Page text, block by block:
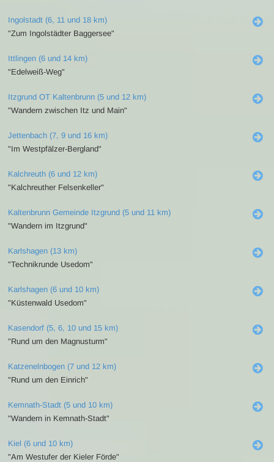
Ingolstadt (6, 11 und 18 km)
"Zum Ingolstädter Baggersee"
Ittlingen (6 und 14 km)
"Edelweiß-Weg"
Itzgrund OT Kaltenbrunn (5 und 12 km)
"Wandern zwischen Itz und Main"
Jettenbach (7, 9 und 16 km)
"Im Westpfälzer-Bergland"
Kalchreuth (6 und 12 km)
"Kalchreuther Felsenkeller"
Kaltenbrunn Gemeinde Itzgrund (5 und 11 km)
"Wandern im Itzgrund"
Karlshagen (13 km)
"Technikrunde Usedom"
Karlshagen (6 und 10 km)
"Küstenwald Usedom"
Kasendorf (5, 6, 10 und 15 km)
"Rund um den Magnusturm"
Katzenelnbogen (7 und 12 km)
"Rund um den Einrich"
Kemnath-Stadt (5 und 10 km)
"Wandern in Kemnath-Stadt"
Kiel (6 und 10 km)
"Am Westufer der Kieler Förde"